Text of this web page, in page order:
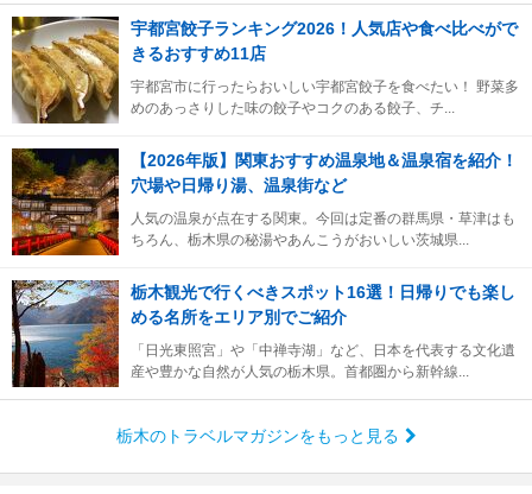
宇都宮餃子ランキング2026！人気店や食べ比べがで
きるおすすめ11店
宇都宮市に行ったらおいしい宇都宮餃子を食べたい！ 野菜多
めのあっさりした味の餃子やコクのある餃子、チ...
【2026年版】関東おすすめ温泉地＆温泉宿を紹介！
穴場や日帰り湯、温泉街など
人気の温泉が点在する関東。今回は定番の群馬県・草津はも
ちろん、栃木県の秘湯やあんこうがおいしい茨城県...
栃木観光で行くべきスポット16選！日帰りでも楽し
める名所をエリア別でご紹介
「日光東照宮」や「中禅寺湖」など、日本を代表する文化遺
産や豊かな自然が人気の栃木県。首都圏から新幹線...
栃木のトラベルマガジンをもっと見る